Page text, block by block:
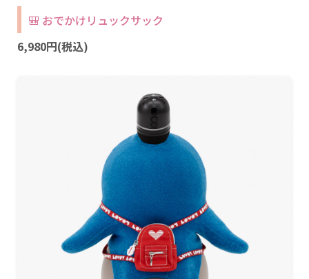
🎒 おでかけリュックサック
6,980円(税込)